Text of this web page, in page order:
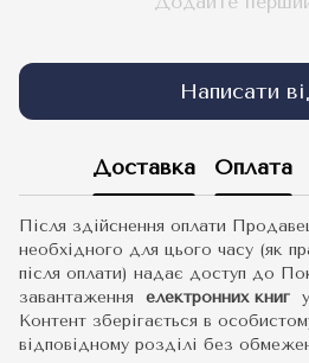
Написати
Доставка Оплата
Після здійснення оплати
необхідного для цього часу (як
після оплати) надає доступ до
завантаження електронних книг
Контент зберігається в
відповідному розділі без